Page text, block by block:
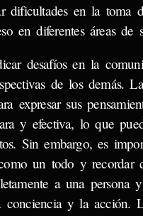
dificultades en la toma
en diferentes áreas de
desafíos en la
de los demás.
expresar sus
y efectiva, lo que
Sin embargo, es
un todo y recordar
a una persona
conciencia y la acción.